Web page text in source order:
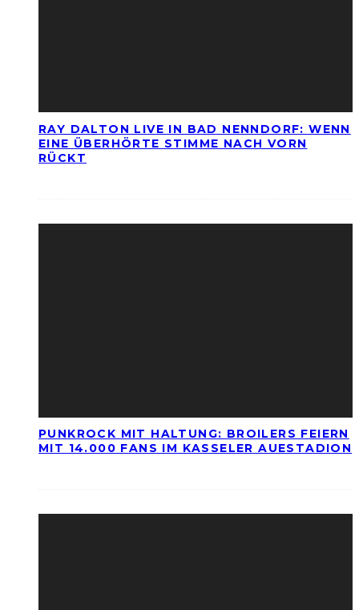
RAY DALTON LIVE IN BAD NENNDORF: WENN
EINE ÜBERHÖRTE STIMME NACH VORN
RÜCKT
PUNKROCK MIT HALTUNG: BROILERS FEIERN
MIT 14.000 FANS IM KASSELER AUESTADION